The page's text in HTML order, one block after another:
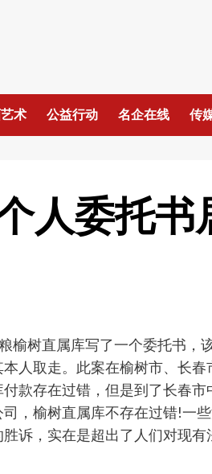
术 公益行动 名企在线 传
人委托书
树直属库写了一个委托书，
人取走。此案在榆树市、长
款存在过错，但是到了长春
，榆树直属库不存在过错!一
诉，实在是超出了人们对现有